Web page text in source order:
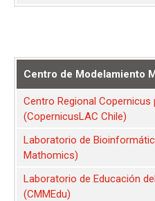
Centro de Modelamiento
Centro Regional
(CopernicusLAC Chile)
Laboratorio de
Mathomics)
Laboratorio de Educación
(CMMEdu)